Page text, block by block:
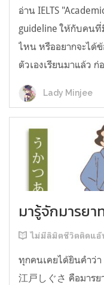
อ่าน IELTS
guideline ให้กับคนที่
ไหน หรืออยากจะได้
ตัวเองเรียนมาแล้ว ก่
Lady Minjee
มารู้จักมารยา
ไม่มีลิมิตชีวิตติดแ
ทุกคนเคยได้ยินคำว่า
江戸しぐさ คือมาร